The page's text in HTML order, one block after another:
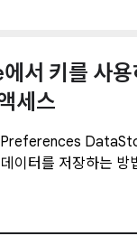
서 키를 사용
세스
이터를 저장하는 방